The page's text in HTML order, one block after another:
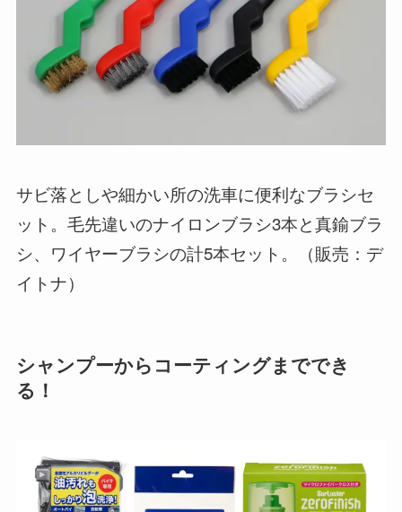
サビ落としや細かい所の洗車に便利なブラシセ
ット。毛先違いのナイロンブラシ3本と真鍮ブラ
シ、ワイヤーブラシの計5本セット。（販売：デ
イトナ）
シャンプーからコーティングまででき
る！